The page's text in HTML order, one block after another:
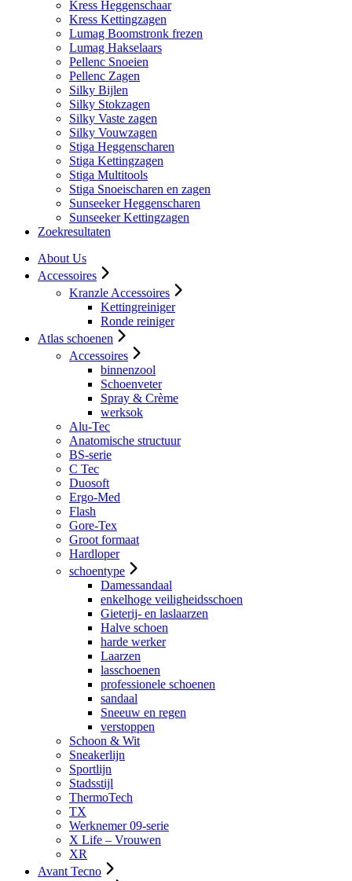
Kress Heggenschaar
Kress Kettingzagen
Lumag Boomstronk frezen
Lumag Hakselaars
Pellenc Snoeien
Pellenc Zagen
Silky Bijlen
Silky Stokzagen
Silky Vaste zagen
Silky Vouwzagen
Stiga Heggenscharen
Stiga Kettingzagen
Stiga Multitools
Stiga Snoeischaren en zagen
Sunseeker Heggenscharen
Sunseeker Kettingzagen
Zoekresultaten
About Us
Accessoires
Kranzle Accessoires
Kettingreiniger
Ronde reiniger
Atlas schoenen
Accessoires
binnenzool
Schoenveter
Spray & Crème
werksok
Alu-Tec
Anatomische structuur
BS-serie
C Tec
Duosoft
Ergo-Med
Flash
Gore-Tex
Groot formaat
Hardloper
schoentype
Damessandaal
enkelhoge veiligheidsschoen
Gieterij- en laslaarzen
Halve schoen
harde werker
Laarzen
lasschoenen
professionele schoenen
sandaal
Sneeuw en regen
verstoppen
Schoon & Wit
Sneakerlijn
Sportlijn
Stadsstijl
ThermoTech
TX
Werknemer 09-serie
X Life – Vrouwen
XR
Avant Tecno